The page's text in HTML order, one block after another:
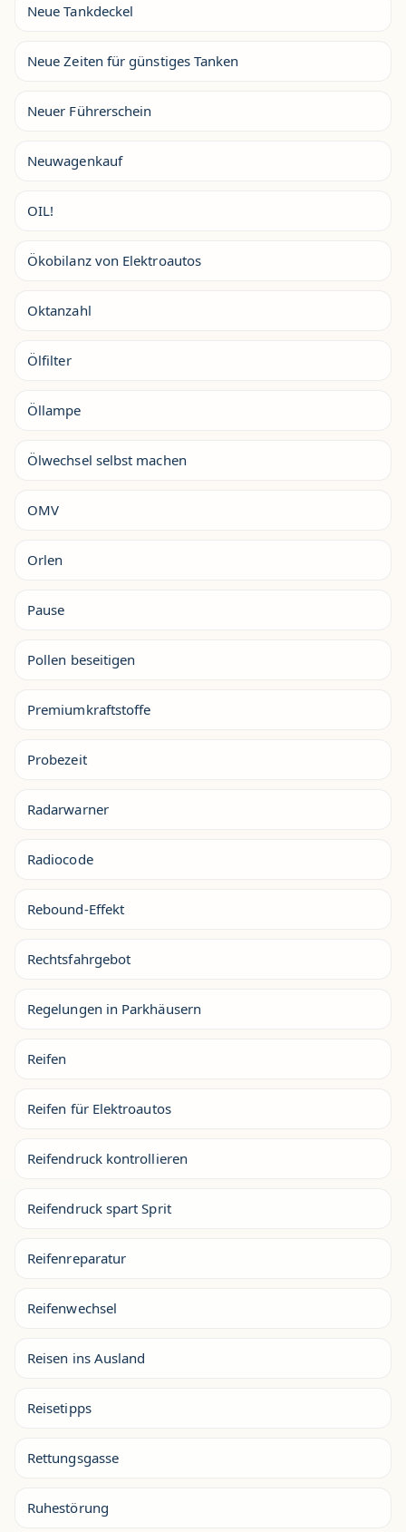
Neue Tankdeckel
Neue Zeiten für günstiges Tanken
Neuer Führerschein
Neuwagenkauf
OIL!
Ökobilanz von Elektroautos
Oktanzahl
Ölfilter
Öllampe
Ölwechsel selbst machen
OMV
Orlen
Pause
Pollen beseitigen
Premiumkraftstoffe
Probezeit
Radarwarner
Radiocode
Rebound-Effekt
Rechtsfahrgebot
Regelungen in Parkhäusern
Reifen
Reifen für Elektroautos
Reifendruck kontrollieren
Reifendruck spart Sprit
Reifenreparatur
Reifenwechsel
Reisen ins Ausland
Reisetipps
Rettungsgasse
Ruhestörung